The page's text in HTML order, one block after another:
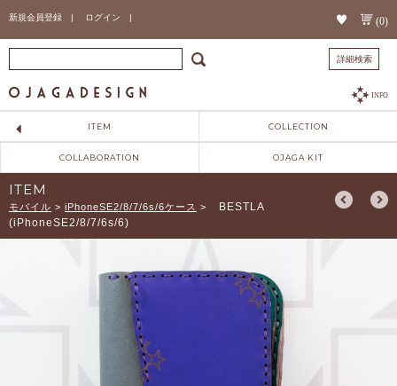
新規会員登録 | ログイン | (0)
詳細検索
INFO
ITEM COLLECTION
COLLABORATION OJAGA KIT
ITEM
モバイル > iPhoneSE2/8/7/6s/6ケース >
BESTLA
(iPhoneSE2/8/7/6s/6)